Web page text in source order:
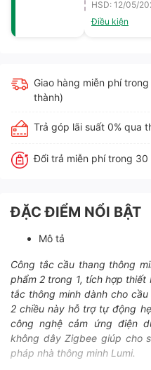
HSD: 12/05/
Điều kiện
Giao hàng miễn phí
thành)
Trả góp lãi suất 0% qua
Đổi trả miễn phí trong 30
ĐẶC ĐIỂM NỔI BẬT
Mô tả
Công tắc cầu thang thông
phẩm 2 trong 1, tích hợp
tắc thông minh dành cho
2 chiều này hỗ trợ tự động
công nghệ cảm ứng điện
không dây Zigbee giúp cho
pháp nhà thông minh Lumi.